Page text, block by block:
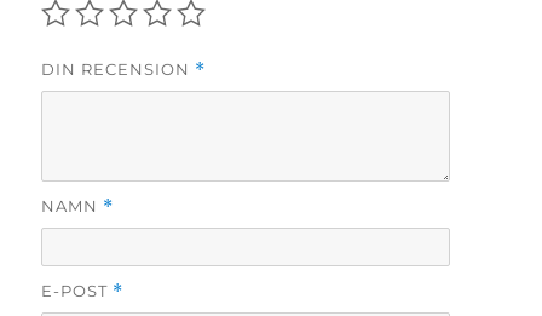
DIN RECENSION *
NAMN *
E-POST *